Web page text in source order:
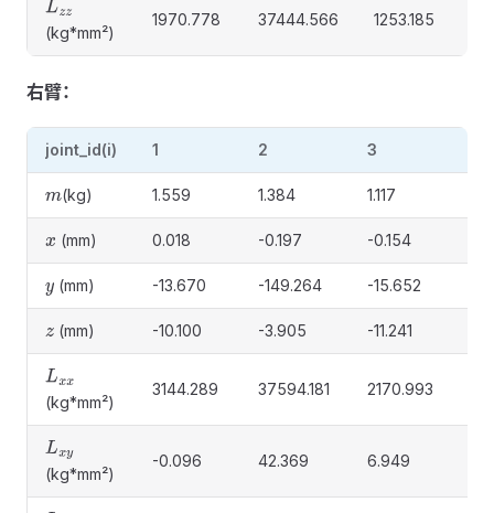
Lzz
(kg*mm²)
1970.778 37444.566 1253.185
右臂：
joint_id(i) 1 2 3
m (kg) 1.559 1.384 1.117
x (mm) 0.018 -0.197 -0.154
y (mm) -13.670 -149.264 -15.652
z (mm) -10.100 -3.905 -11.241
Lxx
(kg*mm²)
3144.289 37594.181 2170.993
Lxy
(kg*mm²)
-0.096 42.369 6.949